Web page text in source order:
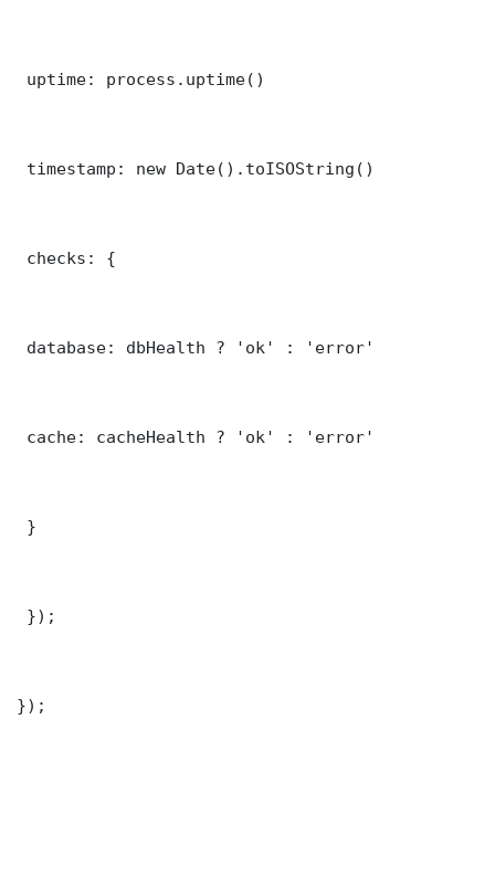
uptime: process.uptime()
timestamp: new Date().toISOString()
checks: {
database: dbHealth ? 'ok' : 'error'
cache: cacheHealth ? 'ok' : 'error'
}
});
});